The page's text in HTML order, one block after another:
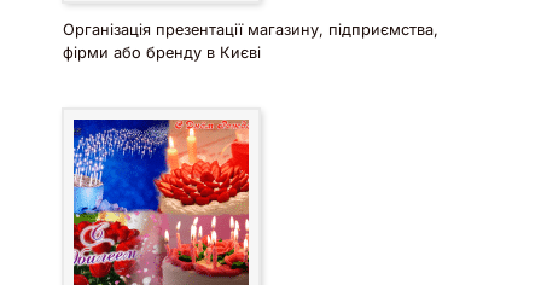
Організація презентації магазину, підприємства,
фірми або бренду в Києві